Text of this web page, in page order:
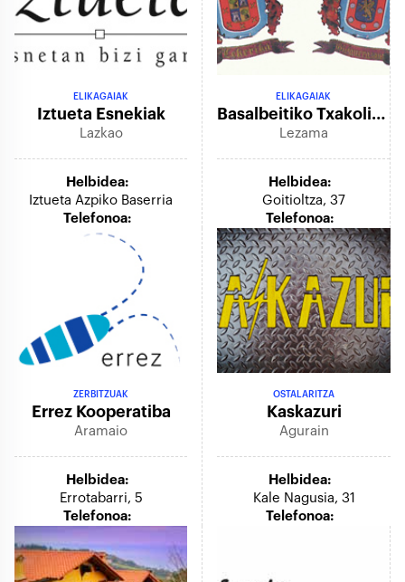
ELIKAGAIAK
Iztueta Esnekiak
Lazkao
Helbidea:
Iztueta Azpiko Baserria
Telefonoa:
ELIKAGAIAK
Basalbeitiko Txakolina
Lezama
Helbidea:
Goitioltza, 37
Telefonoa:
ZERBITZUAK
Errez Kooperatiba
Aramaio
Helbidea:
Errotabarri, 5
Telefonoa:
OSTALARITZA
Kaskazuri
Agurain
Helbidea:
Kale Nagusia, 31
Telefonoa: